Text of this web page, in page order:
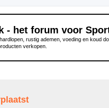
- het forum voor
rustig ademen, voeding en koud
verkopen.